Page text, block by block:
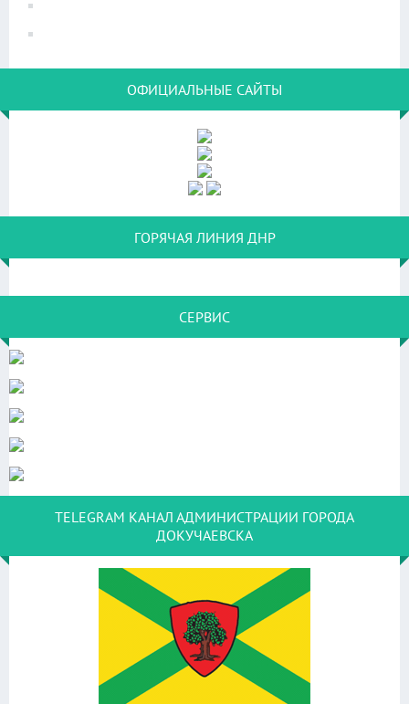
ОФИЦИАЛЬНЫЕ САЙТЫ
ГОРЯЧАЯ ЛИНИЯ ДНР
СЕРВИС
TELEGRAM КАНАЛ АДМИНИСТРАЦИИ ГОРОДА
ДОКУЧАЕВСКА